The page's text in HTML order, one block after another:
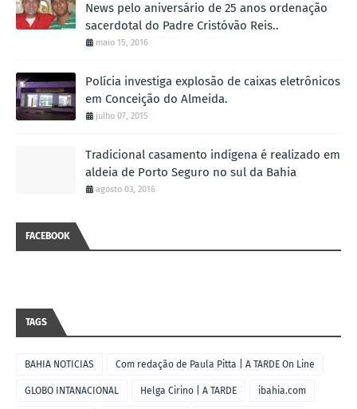
News pelo aniversário de 25 anos ordenação
sacerdotal do Padre Cristóvão Reis..
maio 15, 2016
Polícia investiga explosão de caixas eletrônicos
em Conceição do Almeida.
julho 07, 2015
Tradicional casamento indígena é realizado em
aldeia de Porto Seguro no sul da Bahia
agosto 03, 2016
FACEBOOK
TAGS
BAHIA NOTICIAS Com redação de Paula Pitta | A TARDE On Line
GLOBO INTANACIONAL Helga Cirino | A TARDE ibahia.com